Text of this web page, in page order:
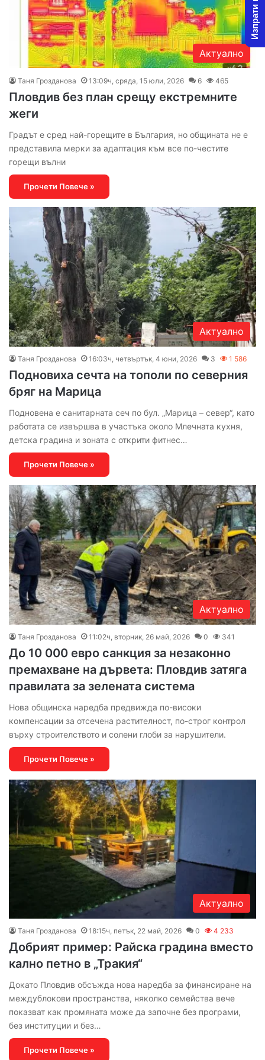
Актуално
Таня Грозданова 13:09ч, сряда, 15 юли, 2026 6 465
Пловдив без план срещу екстремните
жеги
Градът е сред най-горещите в България, но общината не е
представила мерки за адаптация към все по-честите
горещи вълни
Прочети Повече »
Актуално
Таня Грозданова 16:03ч, четвъртък, 4 юни, 2026 3 1 586
Подновиха сечта на тополи по северния
бряг на Марица
Подновена е санитарната сеч по бул. „Марица – север“, като
работата се извършва в участъка около Млечната кухня,
детска градина и зоната с открити фитнес…
Прочети Повече »
Актуално
Таня Грозданова 11:02ч, вторник, 26 май, 2026 0 341
До 10 000 евро санкция за незаконно
премахване на дървета: Пловдив затяга
правилата за зелената система
Нова общинска наредба предвижда по-високи
компенсации за отсечена растителност, по-строг контрол
върху строителството и солени глоби за нарушители.
Прочети Повече »
Актуално
Таня Грозданова 18:15ч, петък, 22 май, 2026 0 4 233
Добрият пример: Райска градина вместо
кално петно в „Тракия“
Докато Пловдив обсъжда нова наредба за финансиране на
междублокови пространства, няколко семейства вече
показват как промяната може да започне без програми,
без институции и без…
Прочети Повече »